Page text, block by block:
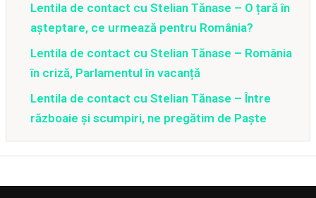
Lentila de contact cu Stelian Tănase – O țară în
așteptare, ce urmează pentru România?
Lentila de contact cu Stelian Tănase – România
în criză, Parlamentul în vacanță
Lentila de contact cu Stelian Tănase – Între
războaie și scumpiri, ne pregătim de Paște